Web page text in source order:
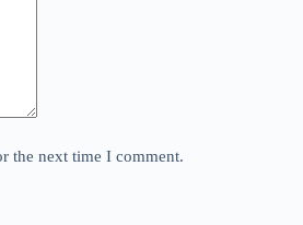
the next time I comment.